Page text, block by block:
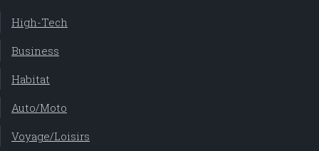
High-Tech
Business
Habitat
Auto/Moto
Voyage/Loisirs